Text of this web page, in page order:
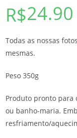
R$24.90
Todas as nossas
mesmas.
Peso 350g
Produto pronto para
ou banho-maria.
resfriamento/